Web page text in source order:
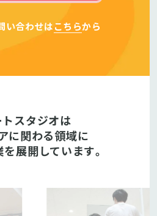
い合わせはこちらから
スタジオは
に関わる領域に
展開しています。